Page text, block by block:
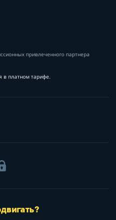
привлеченного партнера
в платном тарифе.